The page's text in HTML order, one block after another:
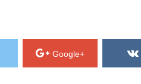
Google+